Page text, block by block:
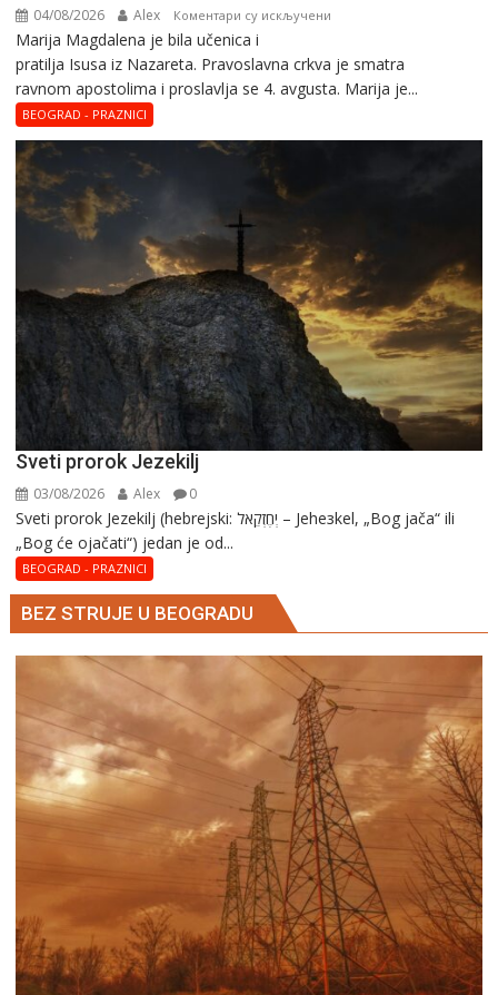
04/08/2026 Alex Коментари су искључени
Marija
Magdalena
Blaga
Marija Magdalena je bila učenica i
pratilja Isusa iz Nazareta. Pravoslavna crkva je smatra
ravnom apostolima i proslavlja se 4. avgusta. Marija je...
BEOGRAD - PRAZNICI
Sveti prorok Jezekilj
03/08/2026 Alex 0
Sveti prorok Jezekilj (hebrejski: יְחֶזְקֵאל – Jehезkel, „Bog jača“ ili
„Bog će ojačati“) jedan je od...
BEOGRAD - PRAZNICI
BEZ STRUJE U BEOGRADU